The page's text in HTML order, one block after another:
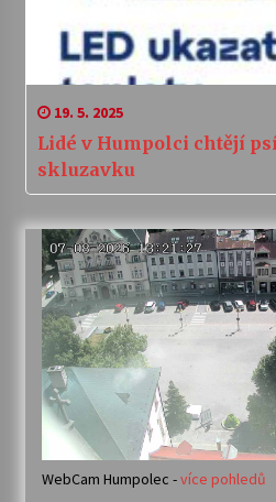
19. 5. 2025
Lidé v Humpolci chtějí
skluzavku
WebCam Humpolec -více pohledů